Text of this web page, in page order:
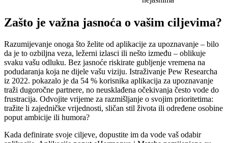
Zašto je važna jasnoća o vašim ciljevima?
Razumijevanje onoga što želite od aplikacije za upoznavanje – bilo
da je to ozbiljna veza, ležerni izlasci ili nešto između – oblikuje
svaku vašu odluku. Bez jasnoće riskirate gubljenje vremena na
podudaranja koja ne dijele vašu viziju. Istraživanje Pew Researcha
iz 2022. pokazalo je da 54 % korisnika aplikacija za upoznavanje
traži dugoročne partnere, no neusklađena očekivanja često vode do
frustracija. Odvojite vrijeme za razmišljanje o svojim prioritetima:
tražite li zajedničke vrijednosti, sličan stil života ili određene osobine
poput ambicije ili humora?
Kada definirate svoje ciljeve, dopustite im da vode vaš odabir